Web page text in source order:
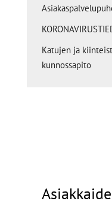
Katujen ja
kunnossapito